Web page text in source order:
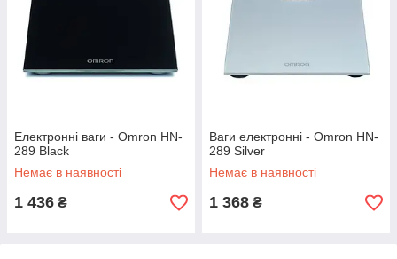
Електронні ваги - Omron HN-
289 Black
Немає в наявності
1 436 ₴
Ваги електронні - Omron HN-
289 Silver
Немає в наявності
1 368 ₴